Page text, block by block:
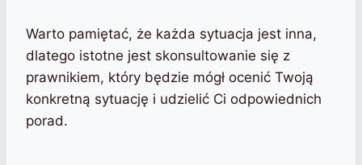
Warto pamiętać, że każda sytuacja jest inna,
dlatego istotne jest skonsultowanie się z
prawnikiem, który będzie mógł ocenić Twoją
konkretną sytuację i udzielić Ci odpowiednich
porad.